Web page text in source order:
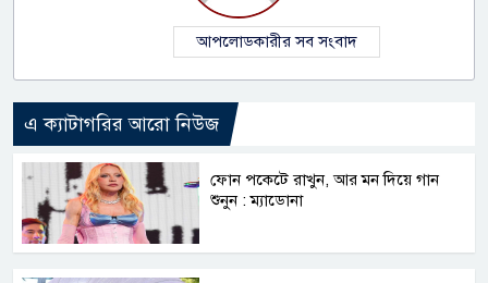
আপলোডকারীর সব সংবাদ
এ ক্যাটাগরির আরো নিউজ
ফোন পকেটে রাখুন, আর মন দিয়ে গান
শুনুন : ম্যাডোনা